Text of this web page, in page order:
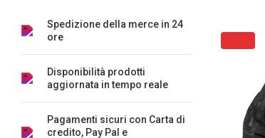
Spedizione della merce in 24
ore
Disponibilità prodotti
aggiornata in tempo reale
Pagamenti sicuri con Carta di
credito, Pay Pal e